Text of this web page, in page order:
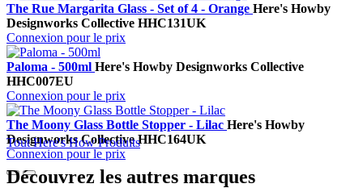
The Rue Margarita Glass - Set of 4 - Orange Here's Howby
Designworks Collective HHC131UK
Connexion pour le prix
Paloma - 500ml Here's Howby Designworks Collective
HHC007EU
Connexion pour le prix
The Moony Glass Bottle Stopper - Lilac Here's Howby
Designworks Collective HHC164UK
Connexion pour le prix
Tout Here's How Produits
Découvrez les autres marques